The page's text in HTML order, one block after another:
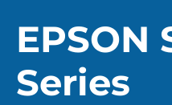
EPSON
Series